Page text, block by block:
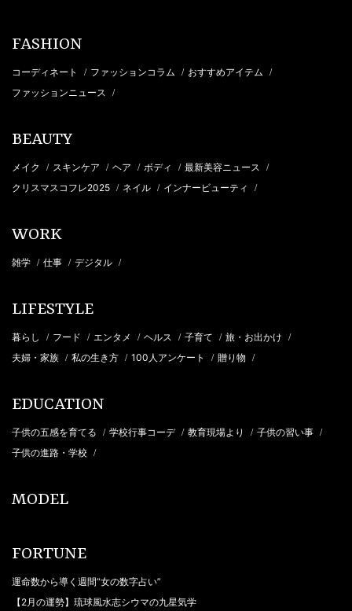
FASHION
コーディネート / ファッションコラム / おすすめアイテム /
ファッションニュース /
BEAUTY
メイク / スキンケア / ヘア / ボディ / 最新美容ニュース /
クリスマスコフレ2025 / ネイル / インナービューティ /
WORK
雑学 / 仕事 / デジタル /
LIFESTYLE
暮らし / フード / エンタメ / ヘルス / 子育て / 旅・お出かけ /
夫婦・家族 / 私の生き方 / 100人アンケート / 贈り物 /
EDUCATION
子供の五感を育てる / 学校行事コーデ / 教育現場より / 子供の習い事 /
子供の進路・学校 /
MODEL
FORTUNE
運命数から導く週間“女の数字占い”
【2月の運勢】琉球風水志シウマの九星気学